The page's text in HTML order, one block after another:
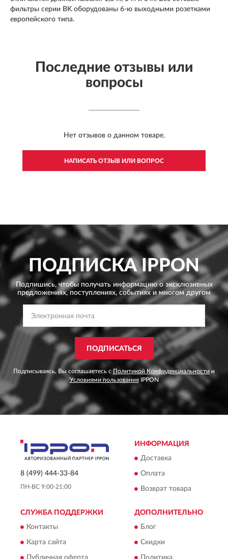
фильтры серии BK оборудованы 6-ю выходными розетками
европейского типа.
Последние отзывы или
вопросы
Нет отзывов о данном товаре.
НАПИСАТЬ ОТЗЫВ ИЛИ ВОПРОС
ПОДПИСКАIPPON
Подпишись, чтобы получать информацию о эксклюзивных
предложениях,поступлениях, событиях и многом другом
ПОДПИСАТЬСЯ
Подписываясь, Вы соглашаетесь с Политикой Конфиденциальности и
Условиями пользованияIPPON
8 (499) 444-33-84
ПН-ВС 9:00-21:00
ИНФОРМАЦИЯ
Доставка
Оплата
Возврат товара
СЛУЖБА ПОДДЕРЖКИ
Контакты
Карта сайта
Публичная оферта
ДОПОЛНИТЕЛЬНО
Блог
Скидки
Политика